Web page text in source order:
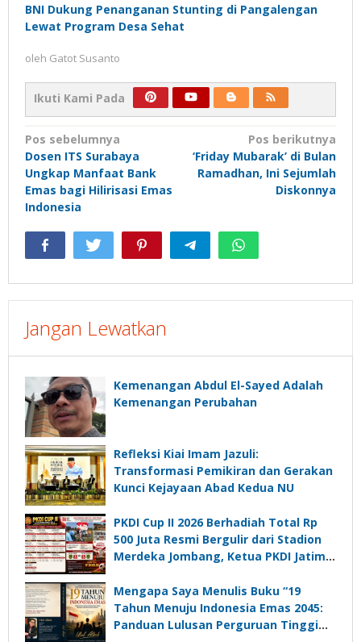
BNI Dukung Penanganan Stunting di Pangalengan
Lewat Program Desa Sehat
oleh Gatot Susanto
Ikuti Kami Pada
Navigasi
pos
Pos sebelumnya
Dosen ITS Surabaya
Ungkap Manfaat Bank
Emas bagi Hilirisasi Emas
Indonesia
Pos berikutnya
‘Friday Mubarak’ di Bulan
Ramadhan, Ini Sejumlah
Diskonnya
Jangan Lewatkan
Kemenangan Abdul El-Sayed Adalah
Kemenangan Perubahan
Refleksi Kiai Imam Jazuli:
Transformasi Pemikiran dan Gerakan
Kunci Kejayaan Abad Kedua NU
PKDI Cup II 2026 Berhadiah Total Rp
500 Juta Resmi Bergulir dari Stadion
Merdeka Jombang, Ketua PKDI Jatim:
Komunikasi Kades untuk Memajukan
Desa
Mengapa Saya Menulis Buku “19
Tahun Menuju Indonesia Emas 2045:
Panduan Lulusan Perguruan Tinggi